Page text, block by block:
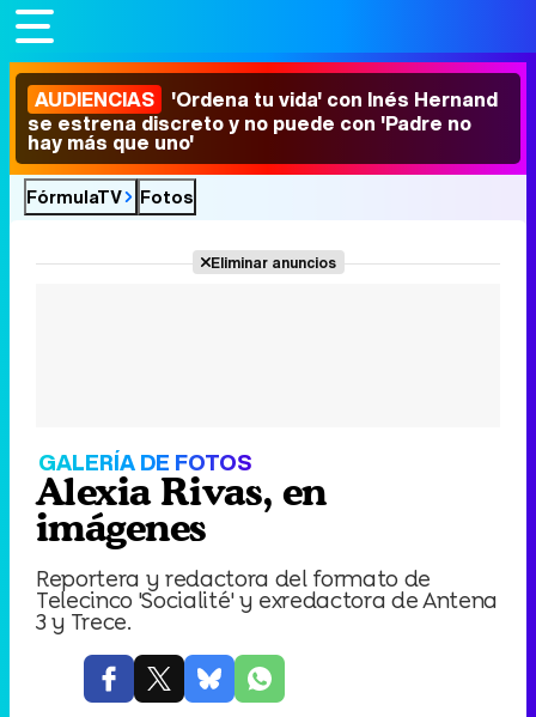
AUDIENCIAS 'Ordena tu vida' con Inés Hernand
se estrena discreto y no puede con 'Padre no
hay más que uno'
FórmulaTV Fotos
Eliminar anuncios
GALERÍA DE FOTOS
Alexia Rivas, en
imágenes
Reportera y redactora del formato de
Telecinco 'Socialité' y exredactora de Antena
3 y Trece.